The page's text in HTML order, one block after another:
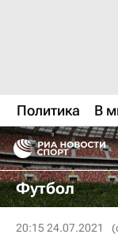
Политика В
Футбол
20:15 24.07.2021